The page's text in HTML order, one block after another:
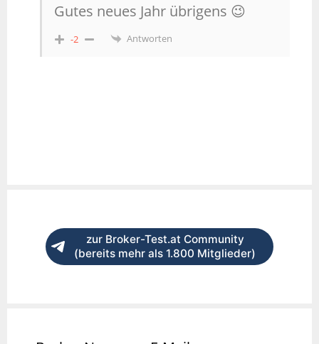
Gutes neues Jahr übrigens 😉
-2 Antworten
zur Broker-Test.at Community
(bereits mehr als 1.800 Mitglieder)